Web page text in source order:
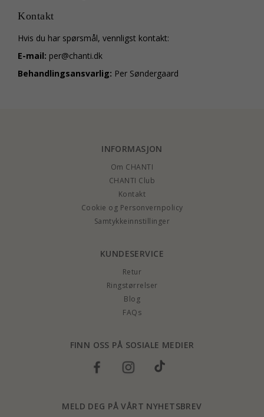
Kontakt
Hvis du har spørsmål, vennligst kontakt:
E-mail: per@chanti.dk
Behandlingsansvarlig: Per Søndergaard
INFORMASJON
Om CHANTI
CHANTI Club
Kontakt
Cookie og Personvernpolicy
Samtykkeinnstillinger
KUNDESERVICE
Retur
Ringstørrelser
Blog
FAQs
FINN OSS PÅ SOSIALE MEDIER
MELD DEG PÅ VÅRT NYHETSBREV